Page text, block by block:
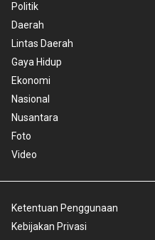
Politik
Daerah
Lintas Daerah
Gaya Hidup
Ekonomi
Nasional
Nusantara
Foto
Video
Ketentuan Penggunaan
Kebijakan Privasi